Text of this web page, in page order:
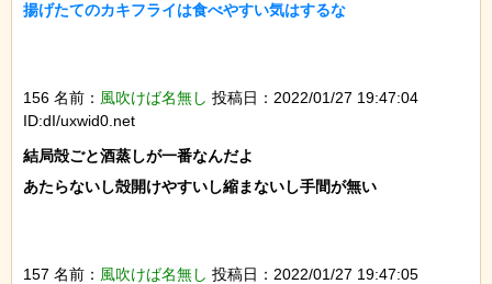
揚げたてのカキフライは食べやすい気はするな
156 名前： 風吹けば名無し 投稿日：2022/01/27 19:47:04
ID:dI/uxwid0.net
結局殻ごと酒蒸しが一番なんだよ
あたらないし殻開けやすいし縮まないし手間が無い
157 名前： 風吹けば名無し 投稿日：2022/01/27 19:47:05